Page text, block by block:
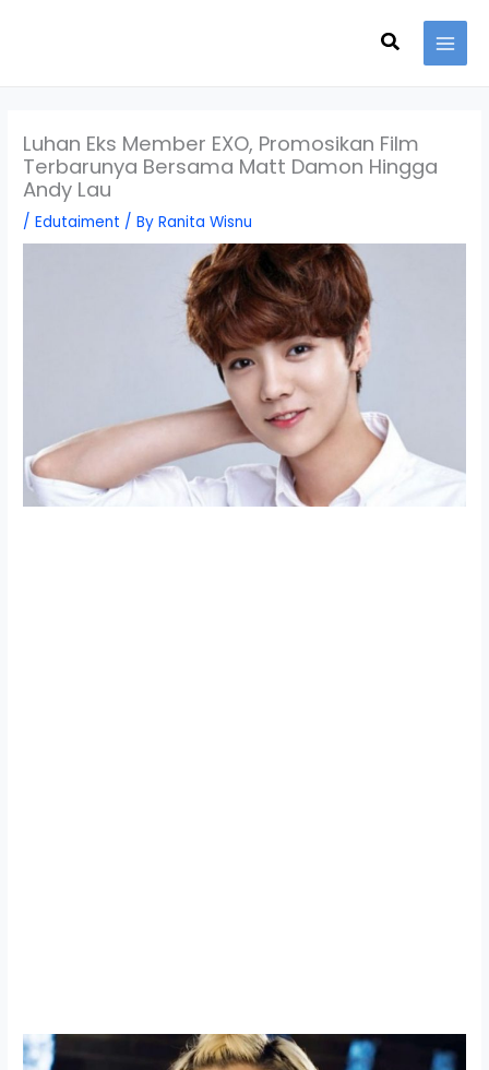
Search
Luhan Eks Member EXO, Promosikan Film
Terbarunya Bersama Matt Damon Hingga
Andy Lau
/Edutaiment / ByRanita Wisnu